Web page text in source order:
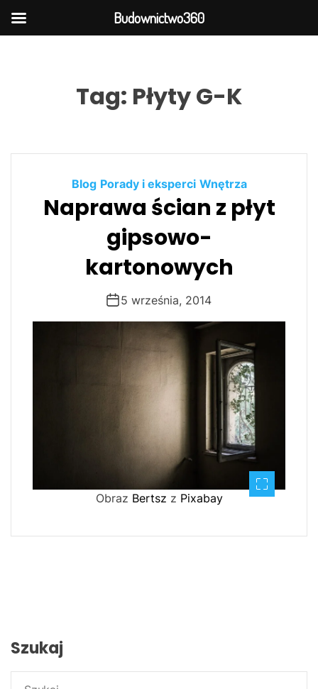
Tag: Płyty G-K
Blog Porady i eksperci Wnętrza
Naprawa ścian z płyt
gipsowo-
kartonowych
5 września, 2014
Obraz Bertsz z Pixabay
Szukaj
Budownictwo360